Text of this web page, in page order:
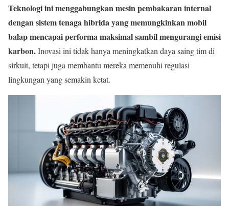
Teknologi ini menggabungkan mesin pembakaran internal
dengan sistem tenaga hibrida yang memungkinkan mobil
balap mencapai performa maksimal sambil mengurangi emisi
karbon.Inovasi ini tidak hanya meningkatkan daya saing tim di
sirkuit, tetapi juga membantu mereka memenuhi regulasi
lingkungan yang semakin ketat.